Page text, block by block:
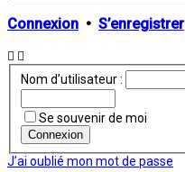
Connexion • S’enregistrer
Nom d’utilisateur :
Se souvenir de moi
J’ai oublié mon mot de passe